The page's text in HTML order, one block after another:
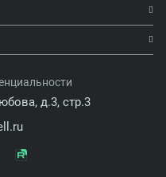
д.3, стр.3